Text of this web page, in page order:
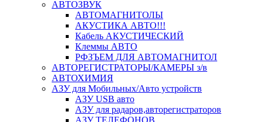
АВТОЗВУК
АВТОМАГНИТОЛЫ
АКУСТИКА АВТО!!!
Кабель АКУСТИЧЕСКИЙ
Клеммы АВТО
РФЗЪЕМ ДЛЯ АВТОМАГНИТОЛ
АВТОРЕГИСТРАТОРЫ/КАМЕРЫ з/в
АВТОХИМИЯ
АЗУ для Мобильных/Авто устройств
АЗУ USB авто
АЗУ для радаров,авторегистраторов
АЗУ ТЕЛЕФОНОВ